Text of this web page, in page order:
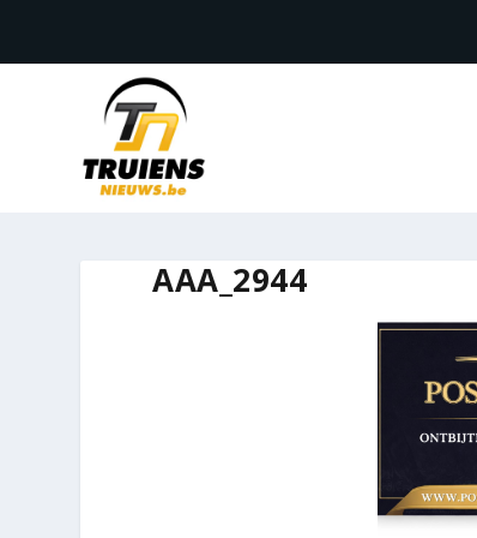
AAA_2944